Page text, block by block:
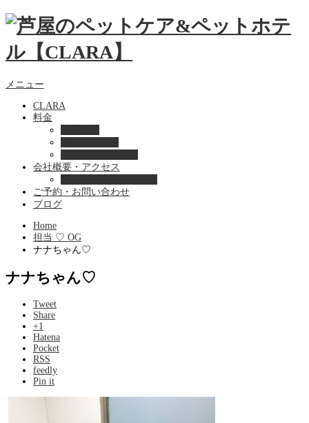
メニュー
CLARA
料金
会社概要・アクセス
ご予約・お問い合わせ
ブログ
Home
担当 ♡ OG
ナナちゃん♡
ナナちゃん♡
Tweet
Share
+1
Hatena
Pocket
RSS
feedly
Pin it